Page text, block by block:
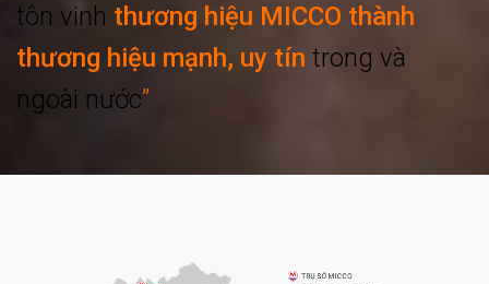
tôn vinh thương hiệu MICCO thành
thương hiệu mạnh, uy tín trong và
ngoài nước”